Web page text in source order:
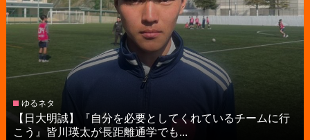
ゆるネタ
【日大明誠】『自分を必要としてくれているチームに行
こう』皆川瑛太が長距離通学でも...